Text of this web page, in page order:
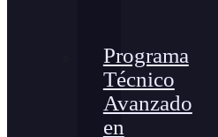
Programa
Técnico
Avanzado
en